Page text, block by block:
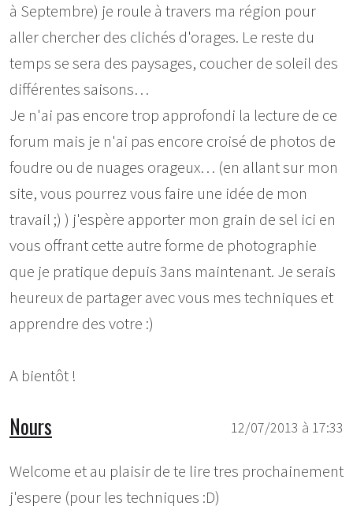
à Septembre) je roule à travers ma région pour
aller chercher des clichés d'orages. Le reste du
temps se sera des paysages, coucher de soleil des
différentes saisons…
Je n'ai pas encore trop approfondi la lecture de ce
forum mais je n'ai pas encore croisé de photos de
foudre ou de nuages orageux… (en allant sur mon
site, vous pourrez vous faire une idée de mon
travail ;) ) j'espère apporter mon grain de sel ici en
vous offrant cette autre forme de photographie
que je pratique depuis 3ans maintenant. Je serais
heureux de partager avec vous mes techniques et
apprendre des votre :)
A bientôt !
12/07/2013 à 17:33
Nours
Welcome et au plaisir de te lire tres prochainement
j'espere (pour les techniques :D)